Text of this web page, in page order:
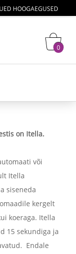
HOOGAEGUSED
0
on Itella.
või
Itella
siseneda
kergelt
koeraga. Itella
15 sekundiga ja
Endale